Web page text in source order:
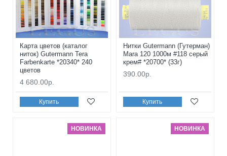
Карта цветов (каталог
ниток) Gutermann Tera
Farbenkarte *20340* 240
цветов
4 680.00р.
Купить
Нитки Gutermann (Гутерман)
Mara 120 1000м #118 серый
крем# *20700* (33г)
390.00р.
Купить
НОВИНКА НОВИНКА